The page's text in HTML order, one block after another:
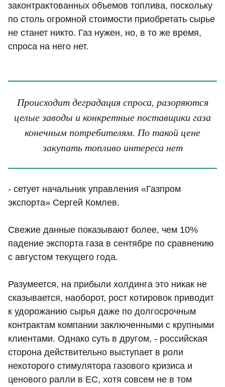
законтрактованных объемов топлива, поскольку
по столь огромной стоимости приобретать сырье
не станет никто. Газ нужен, но, в то же время,
спроса на него нет.
Происходит деградация спроса, разоряются
целые заводы и конкретные поставщики газа
конечным потребителям. По такой цене
закупать топливо интереса нет
- сетует начальник управления «Газпром
экспорта» Сергей Комлев.
Свежие данные показывают более, чем 10%
падение экспорта газа в сентябре по сравнению
с августом текущего года.
Разумеется, на прибыли холдинга это никак не
сказывается, наоборот, рост котировок приводит
к удорожанию сырья даже по долгосрочным
контрактам компании заключенными с крупными
клиентами. Однако суть в другом, - российская
сторона действительно выступает в роли
некоторого стимулятора газового кризиса и
ценового ралли в ЕС, хотя совсем не в том